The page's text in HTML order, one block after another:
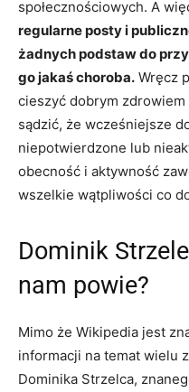
społecznościowych. A
regularne posty i
żadnych podstaw do
go jakaś choroba. Wręcz
cieszyć dobrym
sądzić, że wcześniejsze
niepotwierdzone lub
obecność i aktywność
wszelkie wątpliwości co
Dominik
nam powie?
Mimo że Wikipedia jest
informacji na temat wielu
Dominika Strzelca,